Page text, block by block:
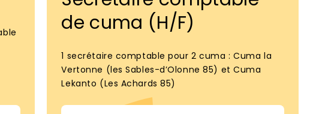
de cuma (H/F)
1 secrétaire comptable pour 2 cuma : Cuma la
Vertonne (les Sables-d’Olonne 85) et Cuma
Lekanto (Les Achards 85)